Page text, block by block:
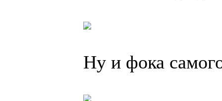
Ну и фока